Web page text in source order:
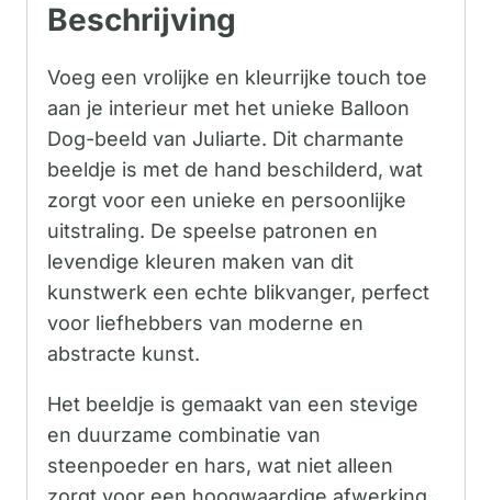
Beschrijving
Voeg een vrolijke en kleurrijke touch toe
aan je interieur met het unieke Balloon
Dog-beeld van Juliarte. Dit charmante
beeldje is met de hand beschilderd, wat
zorgt voor een unieke en persoonlijke
uitstraling. De speelse patronen en
levendige kleuren maken van dit
kunstwerk een echte blikvanger, perfect
voor liefhebbers van moderne en
abstracte kunst.
Het beeldje is gemaakt van een stevige
en duurzame combinatie van
steenpoeder en hars, wat niet alleen